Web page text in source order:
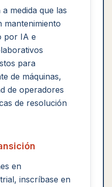
medida que las
mantenimiento
por IA e
para
de máquinas,
de operadores
de resolución
en
inscríbase en